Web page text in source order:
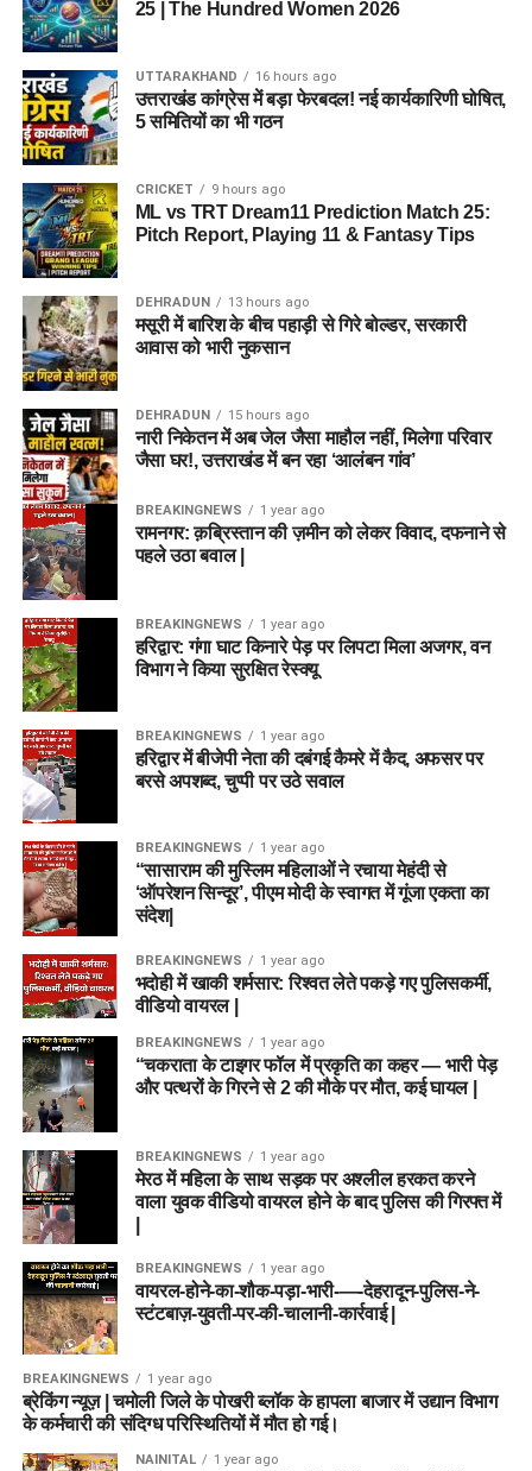
25 | The Hundred Women 2026
UTTARAKHAND 16 hours ago
उत्तराखंड कांग्रेस में बड़ा फेरबदल! नई कार्यकारिणी घोषित,
5 समितियों का भी गठन
CRICKET 9 hours ago
ML vs TRT Dream11 Prediction Match 25:
Pitch Report, Playing 11 & Fantasy Tips
DEHRADUN 13 hours ago
मसूरी में बारिश के बीच पहाड़ी से गिरे बोल्डर, सरकारी
आवास को भारी नुकसान
DEHRADUN 15 hours ago
नारी निकेतन में अब जेल जैसा माहौल नहीं, मिलेगा परिवार
जैसा घर!, उत्तराखंड में बन रहा ‘आलंबन गांव’
BREAKINGNEWS 1 year ago
रामनगर: क़ब्रिस्तान की ज़मीन को लेकर विवाद, दफनाने से
पहले उठा बवाल |
BREAKINGNEWS 1 year ago
हरिद्वार: गंगा घाट किनारे पेड़ पर लिपटा मिला अजगर, वन
विभाग ने किया सुरक्षित रेस्क्यू
BREAKINGNEWS 1 year ago
हरिद्वार में बीजेपी नेता की दबंगई कैमरे में कैद, अफसर पर
बरसे अपशब्द, चुप्पी पर उठे सवाल
BREAKINGNEWS 1 year ago
“सासाराम की मुस्लिम महिलाओं ने रचाया मेहंदी से
‘ऑपरेशन सिन्दूर’, पीएम मोदी के स्वागत में गूंजा एकता का
संदेश|
BREAKINGNEWS 1 year ago
भदोही में खाकी शर्मसार: रिश्वत लेते पकड़े गए पुलिसकर्मी,
वीडियो वायरल |
BREAKINGNEWS 1 year ago
“चकराता के टाइगर फॉल में प्रकृति का कहर — भारी पेड़
और पत्थरों के गिरने से 2 की मौके पर मौत, कई घायल |
BREAKINGNEWS 1 year ago
मेरठ में महिला के साथ सड़क पर अश्लील हरकत करने
वाला युवक वीडियो वायरल होने के बाद पुलिस की गिरफ्त में
BREAKINGNEWS 1 year ago
वायरल-होने-का-शौक-पड़ा-भारी-—-देहरादून-पुलिस-ने-
स्टंटबाज़-युवती-पर-की-चालानी-कार्रवाई |
BREAKINGNEWS 1 year ago
ब्रेकिंग न्यूज़ | चमोली जिले के पोखरी ब्लॉक के हापला बाजार में उद्यान विभाग
के कर्मचारी की संदिग्ध परिस्थितियों में मौत हो गई।
NAINITAL 1 year ago